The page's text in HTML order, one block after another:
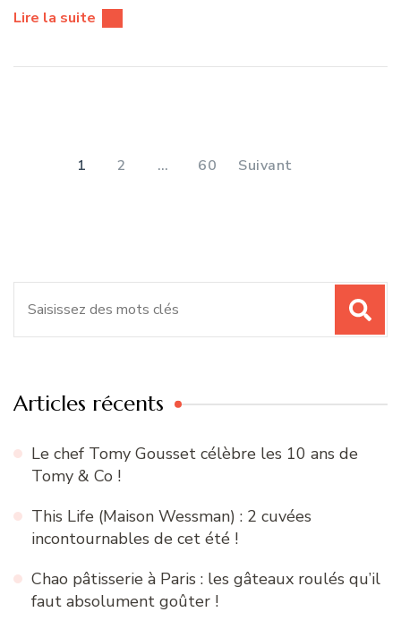
Lire la suite
publications
PAGE
1 PAGE
2 … PAGE
60 Suivant
Articles récents
Le chef Tomy Gousset célèbre les 10 ans de
Tomy & Co !
This Life (Maison Wessman) : 2 cuvées
incontournables de cet été !
Chao pâtisserie à Paris : les gâteaux roulés qu’il
faut absolument goûter !